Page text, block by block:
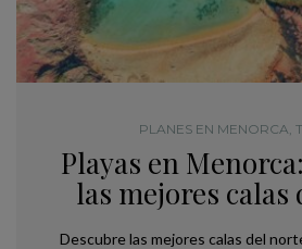
PLANES EN MENORCA
Playas en
las mejores
Descubre las mejores calas del